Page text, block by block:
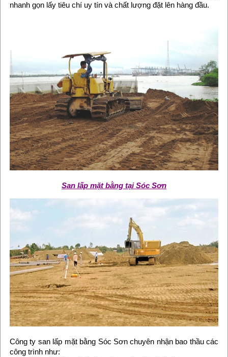
nhanh gọn lấy tiêu chí uy tín và chất lượng đặt lên hàng đầu.
San lấp mặt bằng tại Sóc Sơn
Công ty san lấp mặt bằng Sóc Sơn chuyên nhận bao thầu các
công trình như: